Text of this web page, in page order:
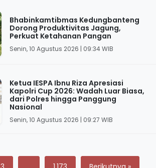
Bhabinkamtibmas Kedungbanteng
Dorong Produktivitas Jagung,
Perkuat Ketahanan Pangan
Senin, 10 Agustus 2026 | 09:34 WIB
Ketua IESPA Ibnu Riza Apresiasi
Kapolri Cup 2026: Wadah Luar Biasa,
dari Polres hingga Panggung
Nasional
Senin, 10 Agustus 2026 | 09:27 WIB